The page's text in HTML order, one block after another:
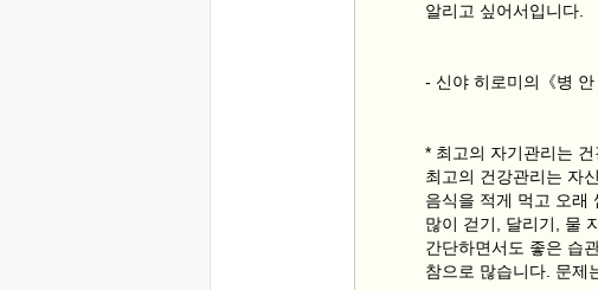
알리고 싶어서입니다.
- 신야 히로미의《병
* 최고의 자기관리는 건
최고의 건강관리는 자
음식을 적게 먹고 오래
많이 걷기, 달리기, 물
간단하면서도 좋은 습
참으로 많습니다. 문제